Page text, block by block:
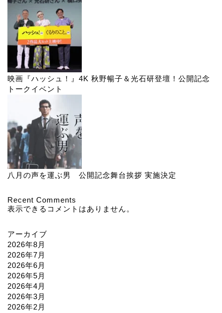
映画『ハッシュ！』4K 秋野暢子＆光石研登壇！公開記念
トークイベント
八月の声を運ぶ男 公開記念舞台挨拶 実施決定
Recent Comments
表示できるコメントはありません。
アーカイブ
2026年8月
2026年7月
2026年6月
2026年5月
2026年4月
2026年3月
2026年2月